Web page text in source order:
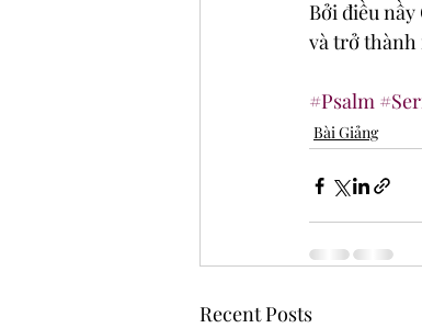
Bởi điều
và trở thành
#Psalm
Bài Giảng
Recent Posts